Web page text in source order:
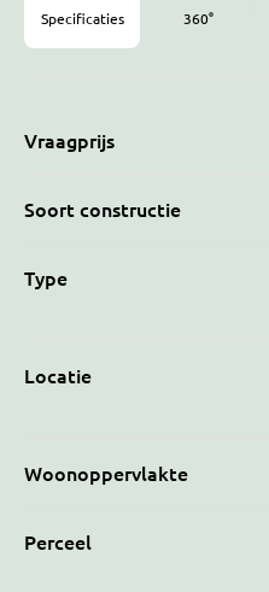
Specificaties 360°
Vraagprijs
Soort constructie
Type
Locatie
Woonoppervlakte
Perceel